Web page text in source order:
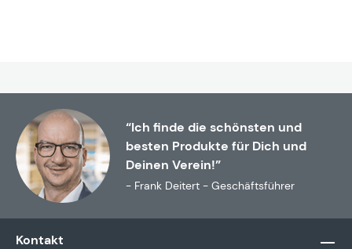
“Ich finde die schönsten und
besten Produkte für Dich und
Deinen Verein!”
- Frank Deitert - Geschäftsführer
Kontakt